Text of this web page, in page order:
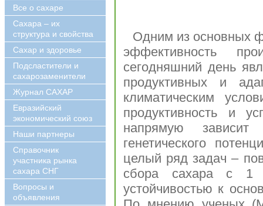
Все о сахаре
Сахара – их
структура и свойства
Сахар и здоровье
Подсластители и
сахарозаменители
Журнал САХАР
Евразийский
экономический союз
Наши партнеры
Справочник
участника рынка
сахара СНГ
Вопросы и
объявления
Одним из основных
эффективность
сегодняшний день
продуктивных и
климатическим
продуктивность и
напрямую зависит
генетического
целый ряд задач –
сбора сахара с 1
устойчивостью к